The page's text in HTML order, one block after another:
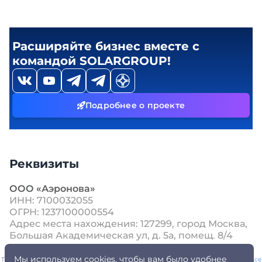
Мы используем cookies, чтобы вам было удобнее
Расширяйте бизнес вместе с
командой SOLARGROUP!
Подробнее о проекте
Реквизиты
ООО «Аэронова»
ИНН: 7100032055
ОГРН: 1237100000554
Адрес места нахождения: 127299, город Москва,
Большая Академическая ул, д. 5а, помещ. 8/4
This site is protected by reCAPTCHA and the GooglePrivacy PolicyandTerms of Service